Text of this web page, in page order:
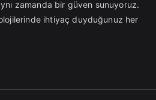
zamanda bir güven sunuyoruz.
ihtiyaç duyduğunuz her